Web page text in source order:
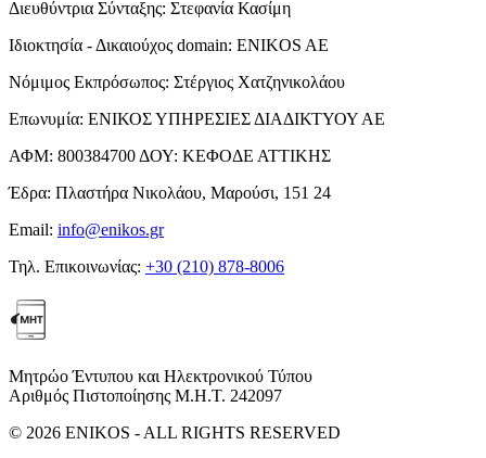
Διευθύντρια Σύνταξης: Στεφανία Κασίμη
Ιδιοκτησία - Δικαιούχος domain: ENIKOS AE
Νόμιμος Εκπρόσωπος: Στέργιος Χατζηνικολάου
Επωνυμία: ΕΝΙΚΟΣ ΥΠΗΡΕΣΙΕΣ ΔΙΑΔΙΚΤΥΟΥ ΑΕ
ΑΦΜ: 800384700 ΔΟΥ: ΚΕΦΟΔΕ ΑΤΤΙΚΗΣ
Έδρα: Πλαστήρα Νικολάου, Μαρούσι, 151 24
Email: info@enikos.gr
Τηλ. Επικοινωνίας: +30 (210) 878-8006
Μητρώο Έντυπου και Ηλεκτρονικού Τύπου
Αριθμός Πιστοποίησης Μ.Η.Τ. 242097
© 2026 ENIKOS - ALL RIGHTS RESERVED